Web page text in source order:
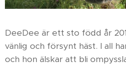
DeeDee är ett sto född år
vänlig och försynt häst. I all
och hon älskar att bli